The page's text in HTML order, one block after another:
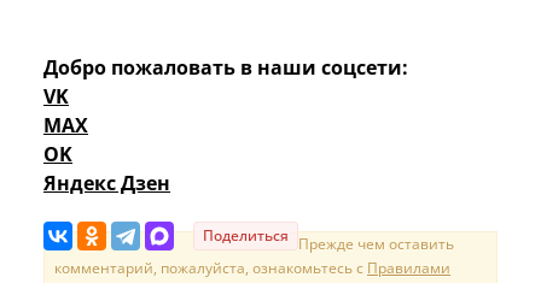
Добро пожаловать в наши соцсети:
VK
MAX
OK
Яндекс Дзен
Поделиться Прежде чем оставить
комментарий, пожалуйста, ознакомьтесь с Правилами